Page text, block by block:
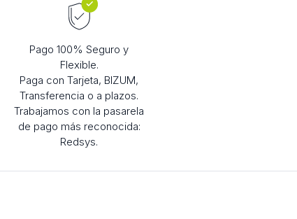
Pago 100% Seguro y
Flexible.
Paga con Tarjeta, BIZUM,
Transferencia o a plazos.
Trabajamos con la pasarela
de pago más reconocida:
Redsys.